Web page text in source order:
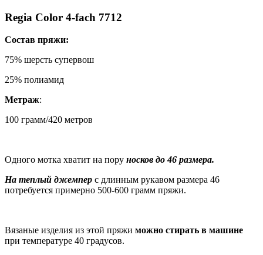
Regia Color 4-fach 7712
Состав пряжи:
75% шерсть супервош
25% полиамид
Метраж:
100 грамм/420 метров
Одного мотка хватит на пору носков до 46 размера.
На теплый джемпер с длинным рукавом размера 46
потребуется примерно 500-600 грамм пряжи.
Вязаные изделия из этой пряжи можно стирать в машине
при температуре 40 градусов.